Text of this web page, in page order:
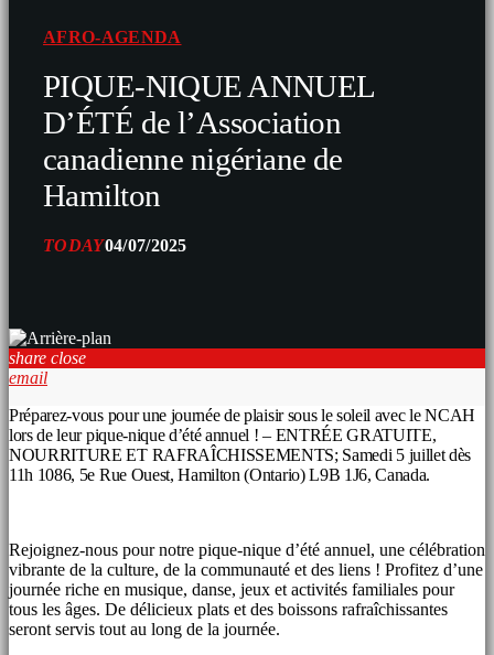
AFRO-AGENDA
PIQUE-NIQUE ANNUEL
D’ÉTÉ de l’Association
canadienne nigériane de
Hamilton
TODAY04/07/2025
share close
email
Préparez-vous pour une journée de plaisir sous le soleil avec le NCAH
lors de leur pique-nique d’été annuel ! – ENTRÉE GRATUITE,
NOURRITURE ET RAFRAÎCHISSEMENTS; Samedi 5 juillet dès
11h 1086, 5e Rue Ouest, Hamilton (Ontario) L9B 1J6, Canada.
Rejoignez-nous pour notre pique-nique d’été annuel, une célébration
vibrante de la culture, de la communauté et des liens ! Profitez d’une
journée riche en musique, danse, jeux et activités familiales pour
tous les âges. De délicieux plats et des boissons rafraîchissantes
seront servis tout au long de la journée.